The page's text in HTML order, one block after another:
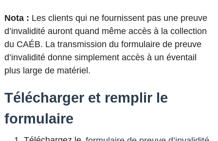
Nota : Les clients qui ne fournissent pas une preuve
d’invalidité auront quand même accès à la collection
du CAÉB. La transmission du formulaire de preuve
d’invalidité donne simplement accès à un éventail
plus large de matériel.
Télécharger et remplir le
formulaire